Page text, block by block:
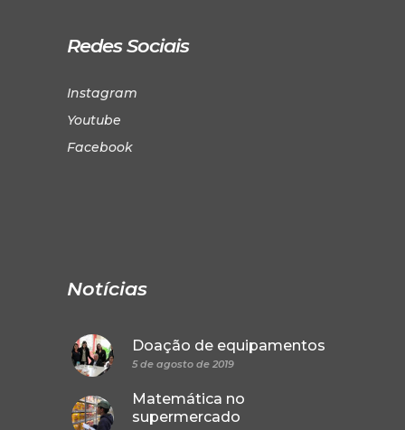
Redes Sociais
Instagram
Youtube
Facebook
Notícias
Doação de equipamentos
5 de agosto de 2019
Matemática no
supermercado